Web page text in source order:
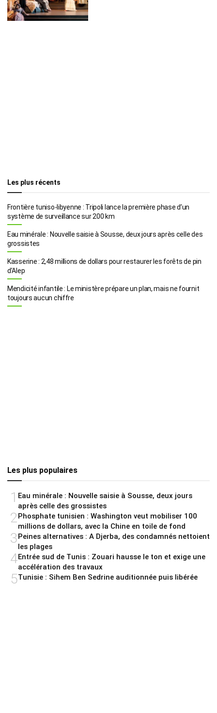
Les plus récents
Frontière tuniso-libyenne : Tripoli lance la première phase d’un
système de surveillance sur 200 km
Eau minérale : Nouvelle saisie à Sousse, deux jours après celle des
grossistes
Kasserine : 2,48 millions de dollars pour restaurer les forêts de pin
d’Alep
Mendicité infantile : Le ministère prépare un plan, mais ne fournit
toujours aucun chiffre
Les plus populaires
1 Eau minérale : Nouvelle saisie à Sousse, deux jours
après celle des grossistes
2Phosphate tunisien : Washington veut mobiliser 100
millions de dollars, avec la Chine en toile de fond
3Peines alternatives : A Djerba, des condamnés nettoient
les plages
4Entrée sud de Tunis : Zouari hausse le ton et exige une
accélération des travaux
5Tunisie : Sihem Ben Sedrine auditionnée puis libérée